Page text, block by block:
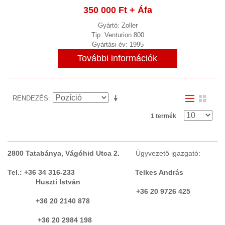
Öntödei berendezések
Stancológép (2)
Szerelő asztal, forgó asztal, satu (18)
Szerszám beállító és mérőgép (1)
Vízzel vágó berendezés
FORGÁCS KIHORDÓ, FORGÁCS
350 000 Ft+ Áfa
Gyártó: Zoller
Tip: Venturion 800
Gyártási év: 1995
További információk
RENDEZÉS
1 termék
2800 Tatabánya, Vágóhid Utca 2. Ügyvezető igazgató:
Tel.: +36 34 316-233 Telkes András
Huszti István
+36 20 9726 425
+36 20 2140 878
+36 20 2984 198